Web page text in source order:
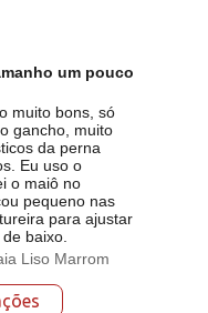
um pouco
muito bons, só
gancho, muito
da perna
Eu uso o
o maiô no
pequeno nas
para ajustar
baixo.
Liso Marrom